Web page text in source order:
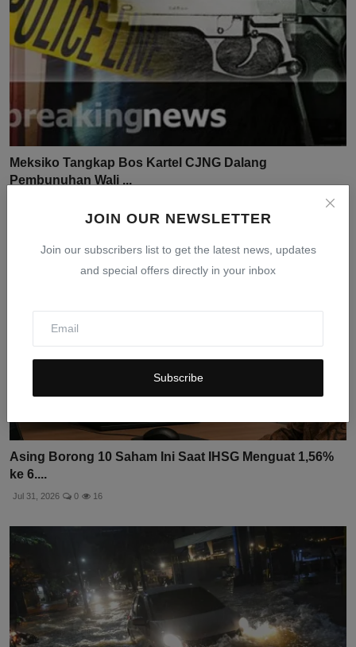
JOIN OUR NEWSLETTER
Join our subscribers list to get the latest news, updates
and special offers directly in your inbox
Subscribe
Meksiko Tangkap Bos Kartel CJNG Dalang
Pembunuhan Wali ...
Asing Borong 10 Saham Ini Saat IHSG Menguat 1,56%
ke 6....
Jul 31, 2026 0 16